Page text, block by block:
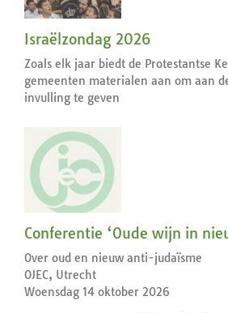
Israëlzondag 2026
Zoals elk jaar biedt de Protestantse
gemeenten materialen aan om aan
invulling te geven
Conferentie ‘Oude wijn in
Over oud en nieuw anti-judaïsme
OJEC, Utrecht
Woensdag 14 oktober 2026